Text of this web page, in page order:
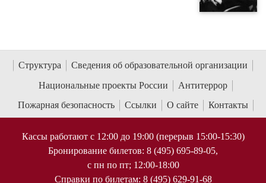
Структура
Сведения об образовательной организации
Национальные проекты России
Антитеррор
Пожарная безопасность
Ссылки О сайте Контакты
Кассы работают с 12:00 до 19:00 (перерыв 15:00-15:30)
Бронирование билетов: 8 (495) 695-89-05,
с пн по пт; 12:00-18:00
Справки по билетам: 8 (495) 629-91-68